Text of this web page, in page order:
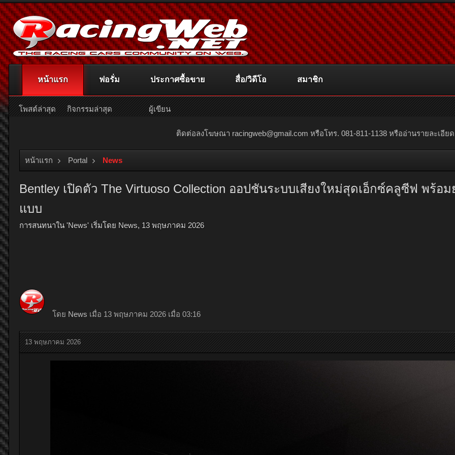
ติดต่อลงโฆษณา racingweb@gmail.com หรือโทร. 081-811-1138 หรืออ่านรายละเอีย
หน้าแรก Portal News
Bentley เปิดตัว The Virtuoso Collection ออปชันระบบเสียงใหม่สุดเอ็กซ์คลูซีฟ พร้
แบบ
การสนทนาใน 'News' เริ่มโดย News, 13 พฤษภาคม 2026
โดย News เมื่อ 13 พฤษภาคม 2026 เมื่อ 03:16
13 พฤษภาคม 2026
หน้าแรก
โพสต์ล่าสุด กิจกรรมล่าสุด ผู้เขียน
ฟอรั่ม ประกาศซื้อขาย สื่อ/วิดีโอ สมาชิก